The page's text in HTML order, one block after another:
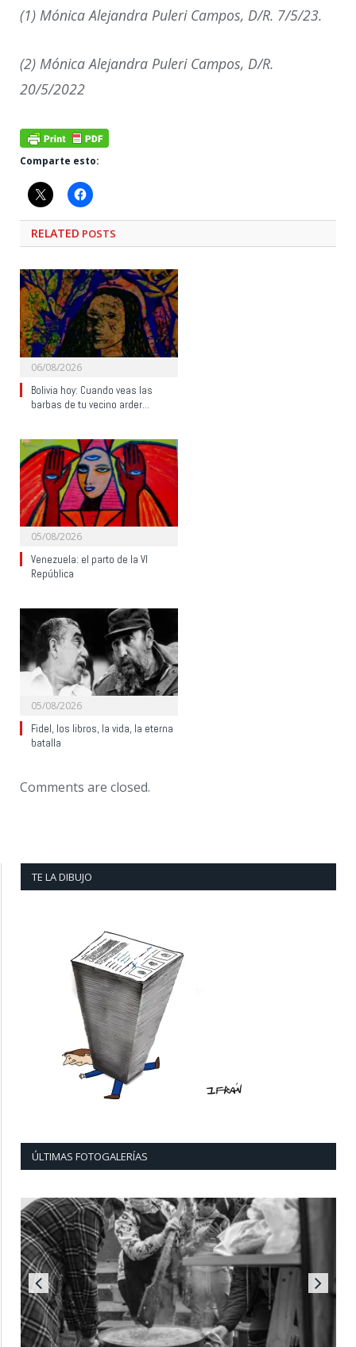
(1) Mónica Alejandra Puleri Campos, D/R. 7/5/23.
(2) Mónica Alejandra Puleri Campos, D/R.
20/5/2022
Comparte esto:
RELATED POSTS
06/08/2026
Bolivia hoy: Cuando veas las
barbas de tu vecino arder…
05/08/2026
Venezuela: el parto de la VI
República
05/08/2026
Fidel, los libros, la vida, la eterna
batalla
Comments are closed.
TE LA DIBUJO
ÚLTIMAS FOTOGALERÍAS